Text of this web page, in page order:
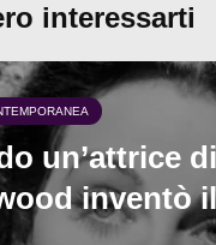
interessarti
un’attrice di
inventò